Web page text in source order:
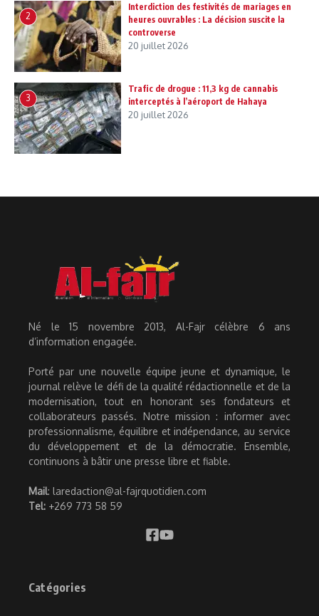
2
Interdiction des festivités de mariages en
heures ouvrables : La décision suscite la
controverse
20 juillet 2026
3
Trafic de drogue : 11,3 kg de cannabis
interceptés à l’aéroport de Hahaya
20 juillet 2026
Né le 15 novembre 2013, Al-Fajr célèbre 6 ans
d’information engagée.
Porté par une nouvelle équipe jeune et dynamique, le
journal relève le défi de la qualité rédactionnelle et de la
modernisation, tout en honorant ses fondateurs et
collaborateurs passés. Notre mission : informer avec
professionnalisme, équilibre et indépendance, au service
du développement et de la démocratie. Ensemble,
continuons à bâtir une presse libre et fiable.
Mail: laredaction@al-fajrquotidien.com
Tel: +269 773 58 59
Catégories